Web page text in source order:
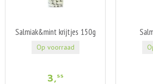
Salmiak&mint krijtjes 150g
3,55
Op voorraad